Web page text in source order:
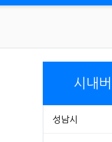
시내
성남시